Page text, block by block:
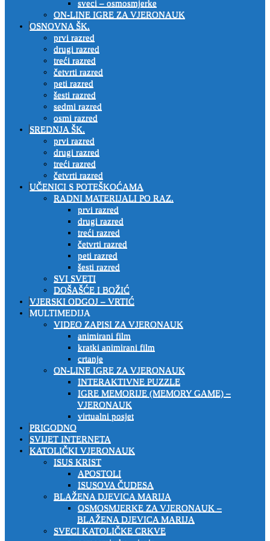
sveci – osmosmjerke
ON-LINE IGRE ZA VJERONAUK
OSNOVNA ŠK.
prvi razred
drugi razred
treći razred
četvrti razred
peti razred
šesti razred
sedmi razred
osmi razred
SREDNJA ŠK.
prvi razred
drugi razred
treći razred
četvrti razred
UČENICI S POTEŠKOĆAMA
RADNI MATERIJALI PO RAZ.
prvi razred
drugi razred
treći razred
četvrti razred
peti razred
šesti razred
SVI SVETI
DOŠAŠĆE I BOŽIĆ
VJERSKI ODGOJ – VRTIĆ
MULTIMEDIJA
VIDEO ZAPISI ZA VJERONAUK
animirani film
kratki animirani film
crtanje
ON-LINE IGRE ZA VJERONAUK
INTERAKTIVNE PUZZLE
IGRE MEMORIJE (MEMORY GAME) –
VJERONAUK
virtualni posjet
PRIGODNO
SVIJET INTERNETA
KATOLIČKI VJERONAUK
ISUS KRIST
APOSTOLI
ISUSOVA ČUDESA
BLAŽENA DJEVICA MARIJA
OSMOSMJERKE ZA VJERONAUK –
BLAŽENA DJEVICA MARIJA
SVECI KATOLIČKE CRKVE